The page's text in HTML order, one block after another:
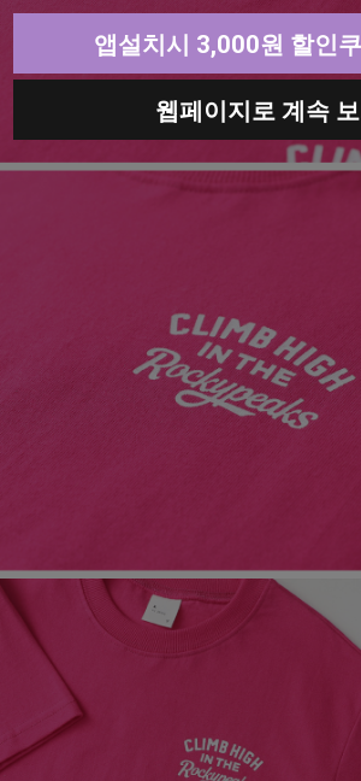
앱설치시 3,000원 할인
웹페이지로 계속